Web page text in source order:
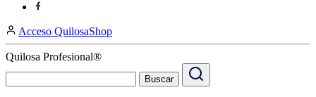
page
https://www.facebook.com/QuilosaSelenaIberia/
page
Acceso QuilosaShop
Quilosa Profesional®